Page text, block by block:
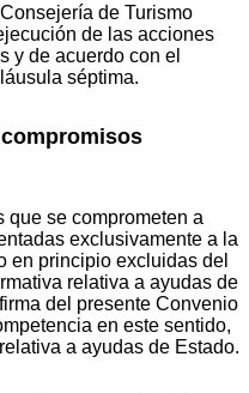
de Turismo
de las acciones
y de acuerdo con el
séptima.
que se comprometen a
exclusivamente a la
en principio excluidas del
relativa a ayudas de
del presente Convenio
en este sentido,
a ayudas de Estado.